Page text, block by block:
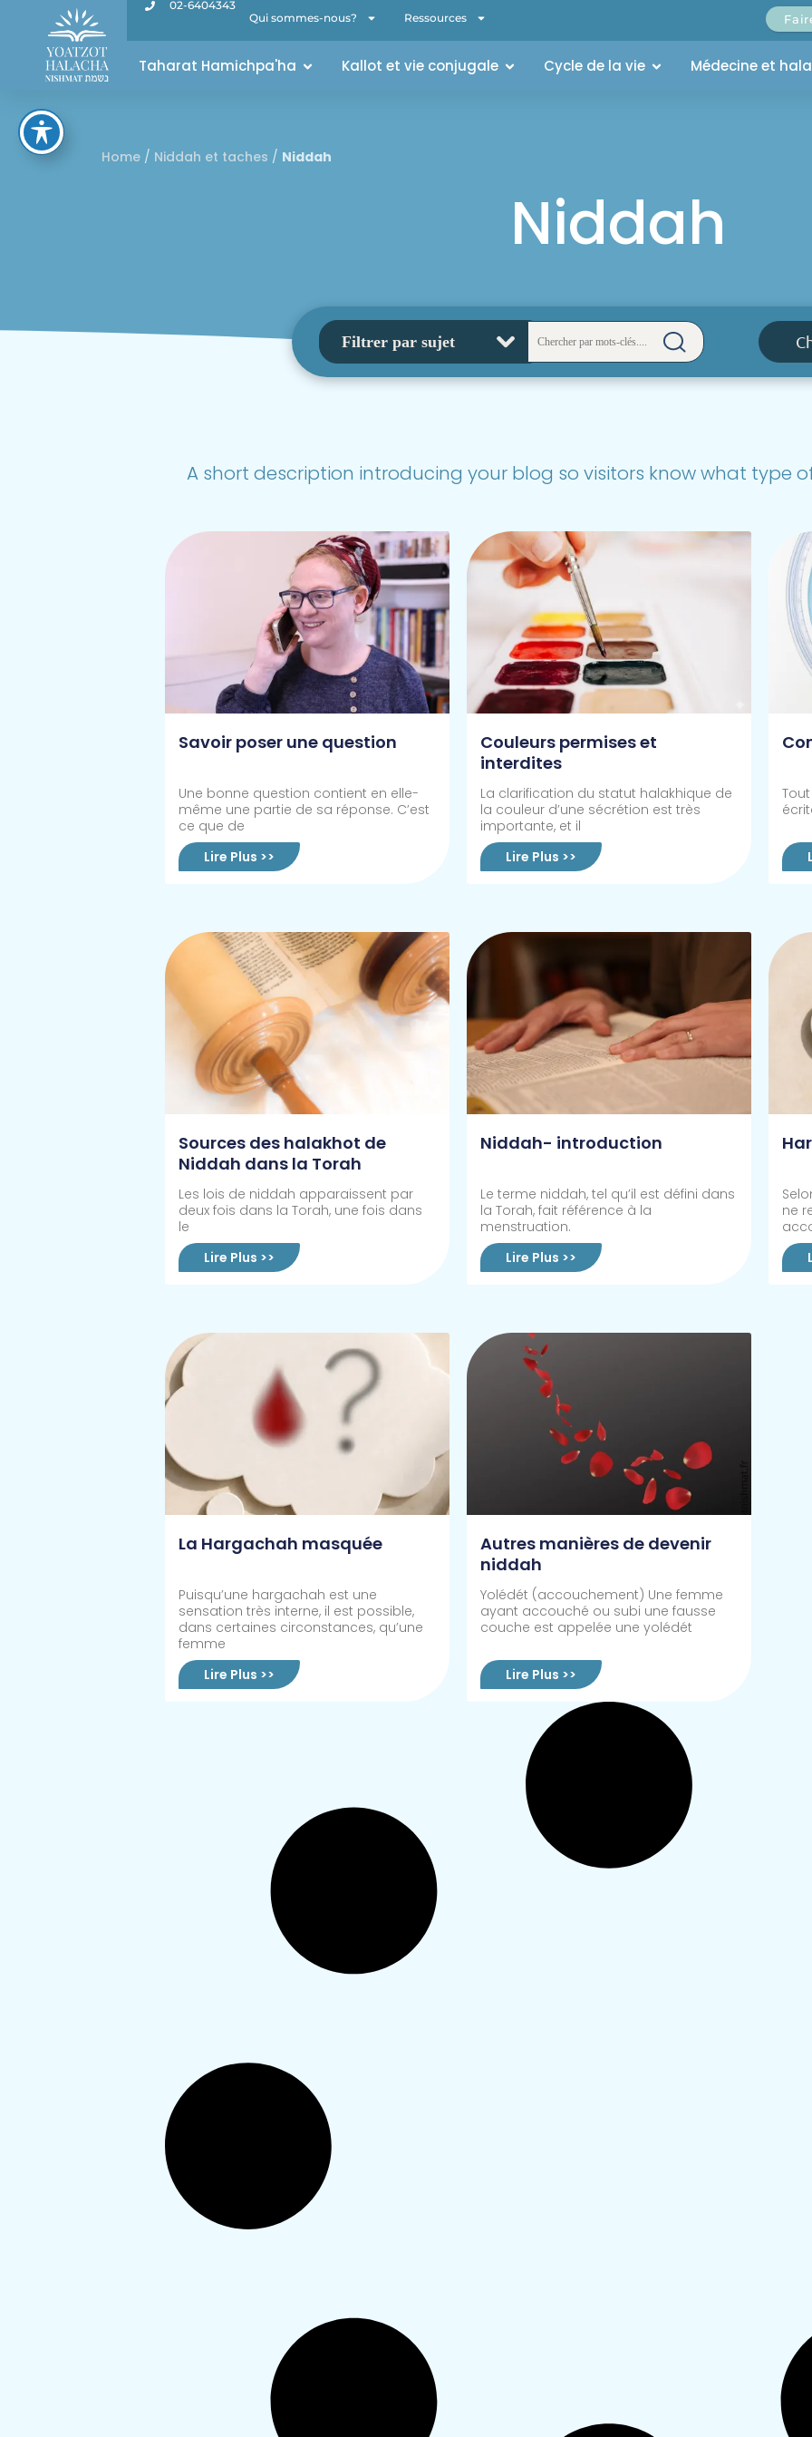
02-6404343
Qui sommes-nous?
Ressources
Taharat Hamichpa'ha Kallot et vie conjugale Cycle de la vie Médecine et
Home / Niddah et taches / Niddah
Niddah
A short description introducing your blog so visitors know what type
Savoir poser une question
Une bonne question contient en elle-
même une partie de sa réponse. C’est
ce que de
Lire Plus >>
Couleurs permises et
interdites
La clarification du statut halakhique de
la couleur d’une sécrétion est très
importante, et il
Lire Plus >>
Sources des halakhot de
Niddah dans la Torah
Les lois de niddah apparaissent par
deux fois dans la Torah, une fois dans
le
Lire Plus >>
Niddah- introduction
Le terme niddah, tel qu’il est défini dans
la Torah, fait référence à la
menstruation.
Lire Plus >>
ne
La Hargachah masquée
Puisqu’une hargachah est une
sensation très interne, il est possible,
dans certaines circonstances, qu’une
femme
Lire Plus >>
Autres manières de devenir
niddah
Yolédét (accouchement) Une femme
ayant accouché ou subi une fausse
couche est appelée une yolédét
Lire Plus >>